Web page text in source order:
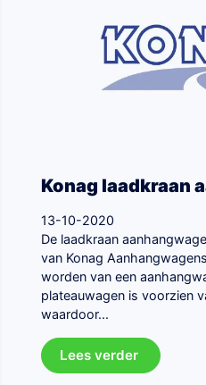
Konag laadkraan
13-10-2020
De laadkraan
van Konag
worden van een
plateauwagen is voorzien
waardoor...
Lees verder